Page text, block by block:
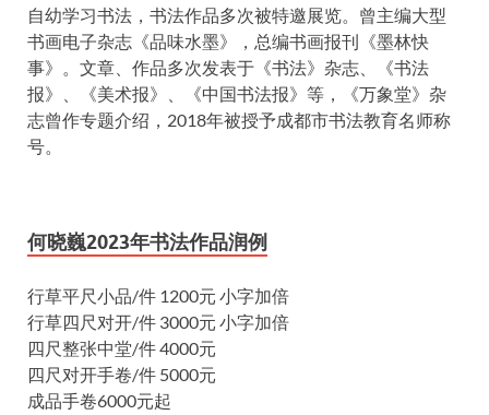
自幼学习书法，书法作品多次被特邀展览。曾主编大型
书画电子杂志《品味水墨》，总编书画报刊《墨林快
事》。文章、作品多次发表于《书法》杂志、《书法
报》、《美术报》、《中国书法报》等，《万象堂》杂
志曾作专题介绍，2018年被授予成都市书法教育名师称
号。
何晓巍2023年书法作品润例
行草平尺小品/件 1200元 小字加倍
行草四尺对开/件 3000元 小字加倍
四尺整张中堂/件 4000元
四尺对开手卷/件 5000元
成品手卷6000元起